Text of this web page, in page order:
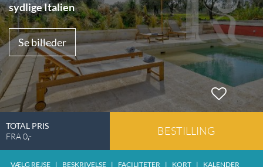
sydlige Italien
Se billeder
TOTAL PRIS
FRA0,- BESTILLING
VÆLG REJSE | BESKRIVELSE | FACILITETER | KORT | KALENDER